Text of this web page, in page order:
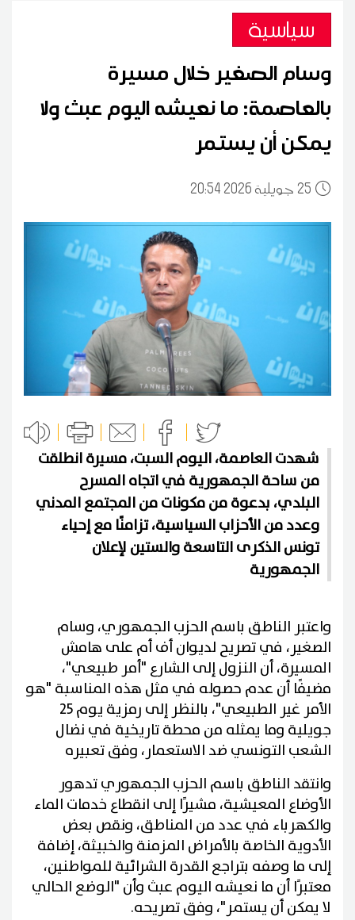
سياسية
وسام الصغير خلال مسيرة
بالعاصمة: ما نعيشه اليوم عبث ولا
يمكن أن يستمر
25 20:54 2026 جويلية
شهدت العاصمة، اليوم السبت، مسيرة انطلقت
من ساحة الجمهورية في اتجاه المسرح
البلدي، بدعوة من مكونات من المجتمع المدني
وعدد من الأحزاب السياسية، تزامنًا مع إحياء
تونس الذكرى التاسعة والستين لإعلان
الجمهورية
واعتبر الناطق باسم الحزب الجمهوري، وسام
الصغير، في تصريح لديوان أف أم على هامش
المسيرة، أن النزول إلى الشارع "أمر طبيعي"،
مضيفًا أن عدم حصوله في مثل هذه المناسبة "هو
الأمر غير الطبيعي"، بالنظر إلى رمزية يوم 25
جويلية وما يمثله من محطة تاريخية في نضال
الشعب التونسي ضد الاستعمار، وفق تعبيره
وانتقد الناطق باسم الحزب الجمهوري تدهور
الأوضاع المعيشية، مشيرًا إلى انقطاع خدمات الماء
والكهرباء في عدد من المناطق، ونقص بعض
الأدوية الخاصة بالأمراض المزمنة والخبيثة، إضافة
إلى ما وصفه بتراجع القدرة الشرائية للمواطنين،
معتبرًا أن ما نعيشه اليوم عبث وأن "الوضع الحالي
لا يمكن أن يستمر"، وفق تصريحه.